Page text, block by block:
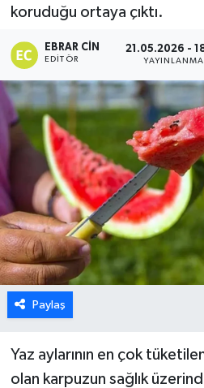
koruduğu ortaya çıktı.
EBRAR CIN
EDITÖR
21.05.2026 -
YAYINLANMA
Paylaş
Yaz aylarının en çok
olan karpuzun sağlık
Eğitim
Ekonomi
Emet
Foto Galeri
Gediz
Genel
Gündem